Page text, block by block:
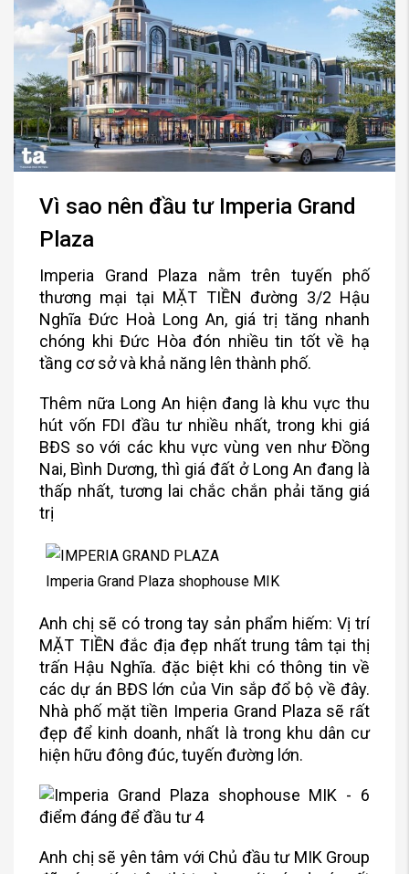
Vì sao nên đầu tư Imperia Grand
Plaza
Imperia Grand Plaza nằm trên tuyến phố
thương mại tại MẶT TIỀN đường 3/2 Hậu
Nghĩa Đức Hoà Long An, giá trị tăng nhanh
chóng khi Đức Hòa đón nhiều tin tốt về hạ
tầng cơ sở và khả năng lên thành phố.
Thêm nữa Long An hiện đang là khu vực thu
hút vốn FDI đầu tư nhiều nhất, trong khi giá
BĐS so với các khu vực vùng ven như Đồng
Nai, Bình Dương, thì giá đất ở Long An đang là
thấp nhất, tương lai chắc chắn phải tăng giá
trị
Imperia Grand Plaza shophouse MIK
Anh chị sẽ có trong tay sản phẩm hiếm: Vị trí
MẶT TIỀN đắc địa đẹp nhất trung tâm tại thị
trấn Hậu Nghĩa. đặc biệt khi có thông tin về
các dự án BĐS lớn của Vin sắp đổ bộ về đây.
Nhà phố mặt tiền Imperia Grand Plaza sẽ rất
đẹp để kinh doanh, nhất là trong khu dân cư
hiện hữu đông đúc, tuyến đường lớn.
Anh chị sẽ yên tâm với Chủ đầu tư MIK Group